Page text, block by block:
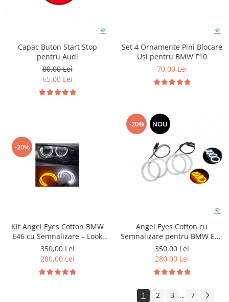
Capac Buton Start Stop
pentru Audi
80,00 Lei
65,00 Lei
Set 4 Ornamente Pini Blocare
Usi pentru BMW F10
70,00 Lei
-20%
Kit Angel Eyes Cotton BMW
E46 cu Semnalizare – Look
Modern, Montaj Rapid
350,00 Lei
280,00 Lei
-20% NOU
Angel Eyes Cotton cu
Semnalizare pentru BMW E46
Coupe
350,00 Lei
280,00 Lei
1 2 3 ... 7